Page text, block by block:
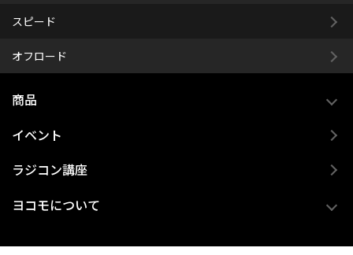
スピード
オフロード
商品
イベント
ラジコン講座
ヨコモについて